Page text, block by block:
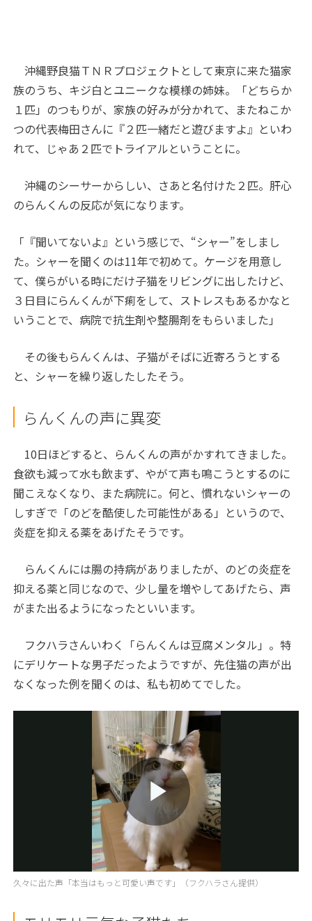
沖縄野良猫ＴＮＲプロジェクトとして東京に来た猫家
族のうち、キジ白とユニークな模様の姉妹。「どちらか
１匹」のつもりが、家族の好みが分かれて、またねこか
つの代表梅田さんに『２匹一緒だと遊びますよ』といわ
れて、じゃあ２匹でトライアルということに。
沖縄のシーサーからしい、さあと名付けた２匹。肝心
のらんくんの反応が気になります。
「『聞いてないよ』という感じで、“シャー”をしまし
た。シャーを聞くのは11年で初めて。ケージを用意し
て、僕らがいる時にだけ子猫をリビングに出したけど、
３日目にらんくんが下痢をして、ストレスもあるかなと
いうことで、病院で抗生剤や整腸剤をもらいました」
その後もらんくんは、子猫がそばに近寄ろうとする
と、シャーを繰り返したしたそう。
らんくんの声に異変
10日ほどすると、らんくんの声がかすれてきました。
食欲も減って水も飲まず、やがて声も鳴こうとするのに
聞こえなくなり、また病院に。何と、慣れないシャーの
しすぎで「のどを酷使した可能性がある」というので、
炎症を抑える薬をあげたそうです。
らんくんには腸の持病がありましたが、のどの炎症を
抑える薬と同じなので、少し量を増やしてあげたら、声
がまた出るようになったといいます。
フクハラさんいわく「らんくんは豆腐メンタル」。特
にデリケートな男子だったようですが、先住猫の声が出
なくなった例を聞くのは、私も初めてでした。
Play
Video
久々に出た声「本当はもっと可愛い声です」（フクハラさん提供）